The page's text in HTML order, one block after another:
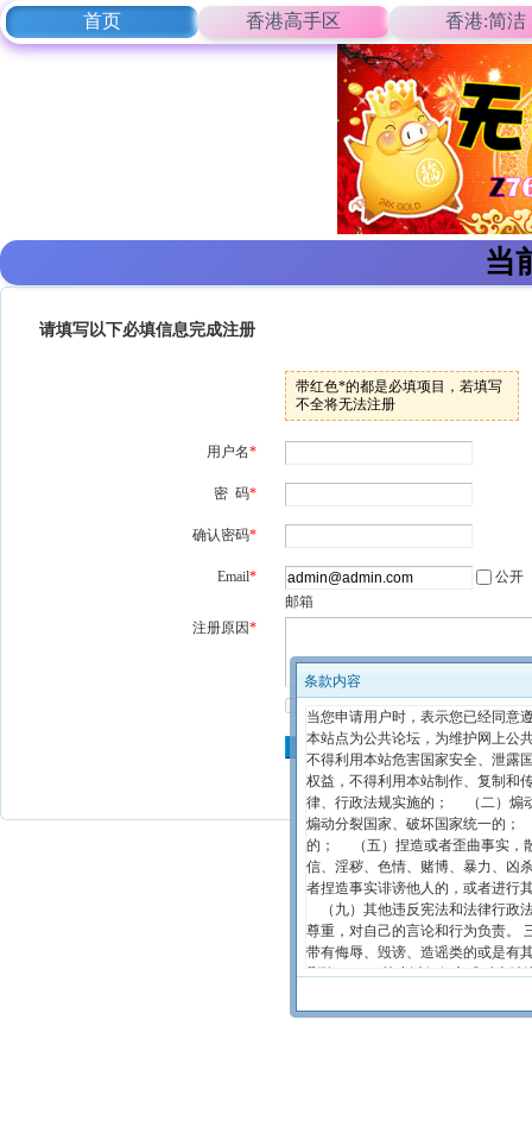
条款内容
当您申请用户时，表示您已经同意
本站点为公共论坛，为维护网上公
不得利用本站危害国家安全、泄露
权益，不得利用本站制作、复制
律、行政法规实施的； （二）煽
煽动分裂国家、破坏国家统一的
的； （五）捏造或者歪曲事实，
信、淫秽、色情、赌博、暴力、
者捏造事实诽谤他人的，或者进
（九）其他违反宪法和法律行政
尊重，对自己的言论和行为负责。
带有侮辱、毁谤、造谣类的或是有
删除。 四、禁止以任何方式对本站
相关的国家管理部门提供此类信息
首页 香港高手区 香港:简洁
当
请填写以下必填信息完成注册
带红色*的都是必填项目，若填写
不全将无法注册
用户名*
密 码*
确认密码*
Email*
公开
邮箱
注册原因*